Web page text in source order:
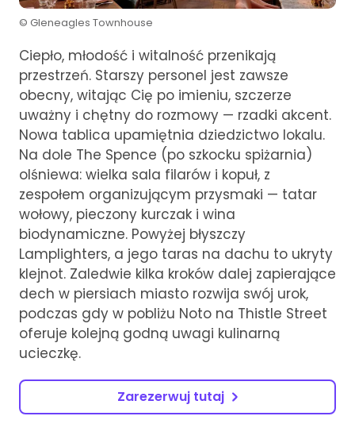
© Gleneagles Townhouse
Ciepło, młodość i witalność przenikają
przestrzeń. Starszy personel jest zawsze
obecny, witając Cię po imieniu, szczerze
uważny i chętny do rozmowy — rzadki akcent.
Nowa tablica upamiętnia dziedzictwo lokalu.
Na dole The Spence (po szkocku spiżarnia)
olśniewa: wielka sala filarów i kopuł, z
zespołem organizującym przysmaki — tatar
wołowy, pieczony kurczak i wina
biodynamiczne. Powyżej błyszczy
Lamplighters, a jego taras na dachu to ukryty
klejnot. Zaledwie kilka kroków dalej zapierające
dech w piersiach miasto rozwija swój urok,
podczas gdy w pobliżu Noto na Thistle Street
oferuje kolejną godną uwagi kulinarną
ucieczkę.
Zarezerwuj tutaj